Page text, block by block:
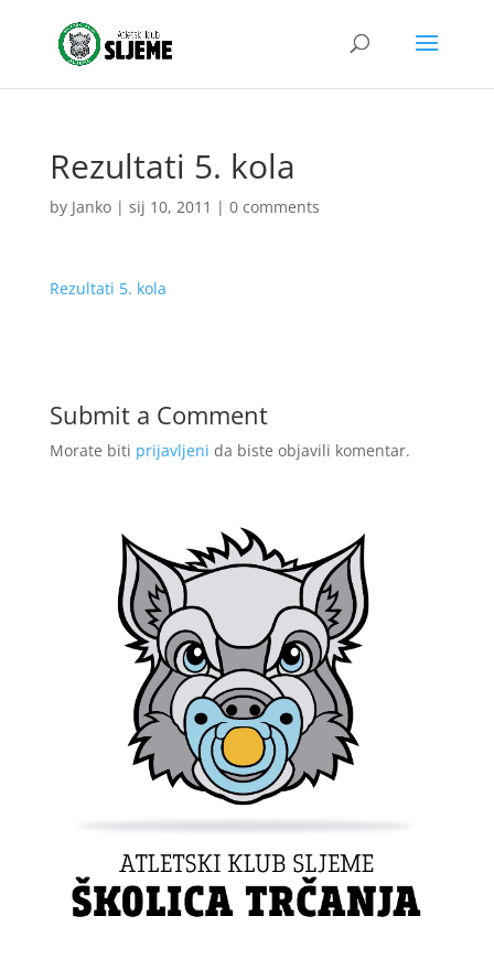
Rezultati 5. kola
by Janko| sij 10, 2011 | 0 comments
Rezultati 5. kola
Submit a Comment
Morate biti prijavljeni da biste objavili komentar.